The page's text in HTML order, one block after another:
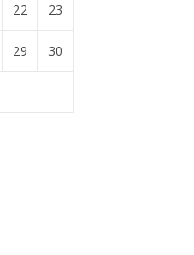
22 23
29 30